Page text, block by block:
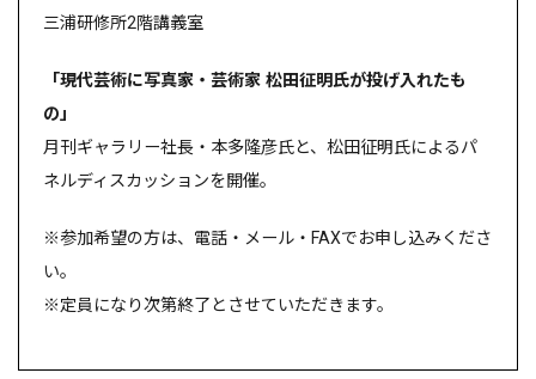
三浦研修所2階講義室
「現代芸術に写真家・芸術家 松田征明氏が投げ入れたも
の」
月刊ギャラリー社長・本多隆彦氏と、松田征明氏によるパ
ネルディスカッションを開催。
※参加希望の方は、電話・メール・FAXでお申し込みくださ
い。
※定員になり次第終了とさせていただきます。